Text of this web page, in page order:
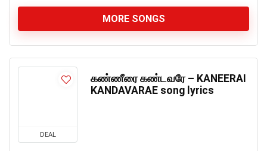
MORE SONGS
DEAL
கண்ணீரை கண்டவரே – KANEERAI
KANDAVARAE song lyrics